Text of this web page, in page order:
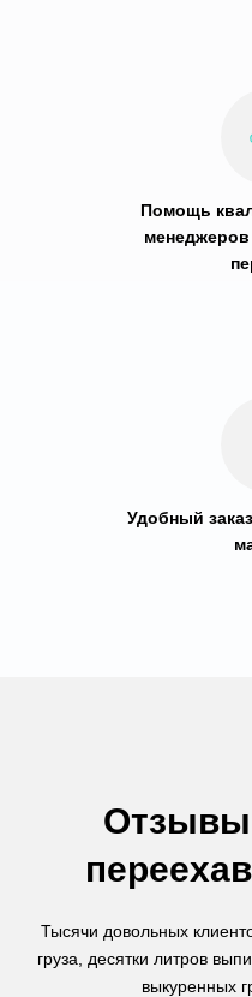
Помощь
Удобный
Отзывы
Тысячи довольных
груза, десятки литров
выкуренных